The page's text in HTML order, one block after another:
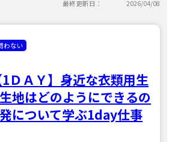
最終更新日： 2026/04/08
わない
ＤＡＹ】身近な衣類用生
地はどのようにできるの
について学ぶ1day仕事